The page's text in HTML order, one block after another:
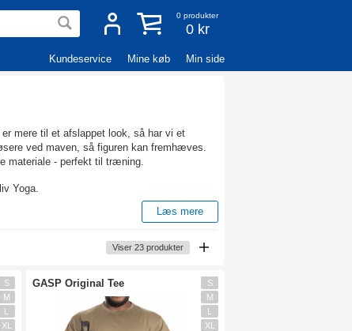
0 produkter
0 kr
Kundeservice Mine køb Min side
mere til et afslappet look, så har vi et
ved maven, så figuren kan fremhæves.
materiale - perfekt til træning.
Yoga.
bevægelsesfrihed, og hvis du vil føle dig
Læs mere
Viser 23 produkter
S
M
L
XL
GASP Original Tee
S
M
L
XL